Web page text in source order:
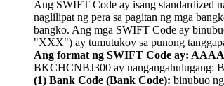
Ang SWIFT Code ay isang standardized
naglilipat ng pera sa pagitan ng mga
bangko. Ang mga SWIFT Code ay
"XXX") ay tumutukoy sa punong
Ang format ng SWIFT Code ay:
BKCHCNBJ300 ay nangangahulugang:
(1) Bank Code (Bank Code): binubuo